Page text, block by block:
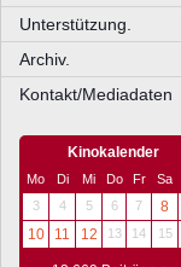
Unterstützung.
Archiv.
Kontakt/Mediadaten
Kinokalender
Mo Di Mi Do Fr Sa
3
4 5 6 7 8
10
11 12 13 14 15